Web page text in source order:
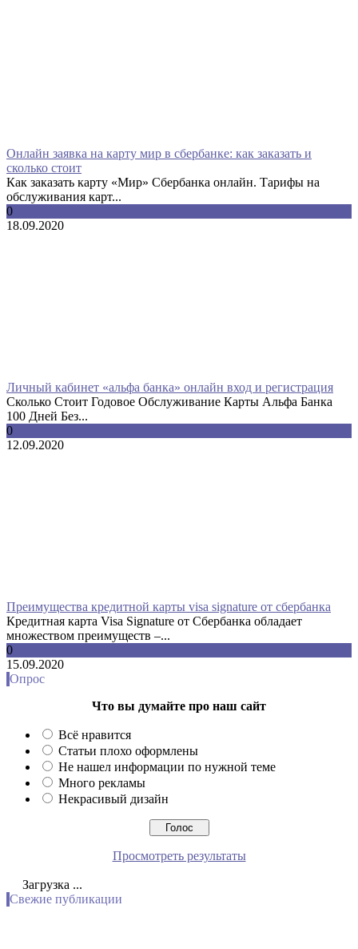
Онлайн заявка на карту мир в сбербанке: как заказать и
сколько стоит
Как заказать карту «Мир» Сбербанка онлайн. Тарифы на
обслуживания карт...
0
18.09.2020
Личный кабинет «альфа банка» онлайн вход и регистрация
Сколько Стоит Годовое Обслуживание Карты Альфа Банка
100 Дней Без...
0
12.09.2020
Преимущества кредитной карты visa signature от сбербанка
Кредитная карта Visa Signature от Сбербанка обладает
множеством преимуществ –...
0
15.09.2020
Опрос
Что вы думайте про наш сайт
Всё нравится
Статьи плохо оформлены
Не нашел информации по нужной теме
Много рекламы
Некрасивый дизайн
Просмотреть результаты
Загрузка ...
Свежие публикации